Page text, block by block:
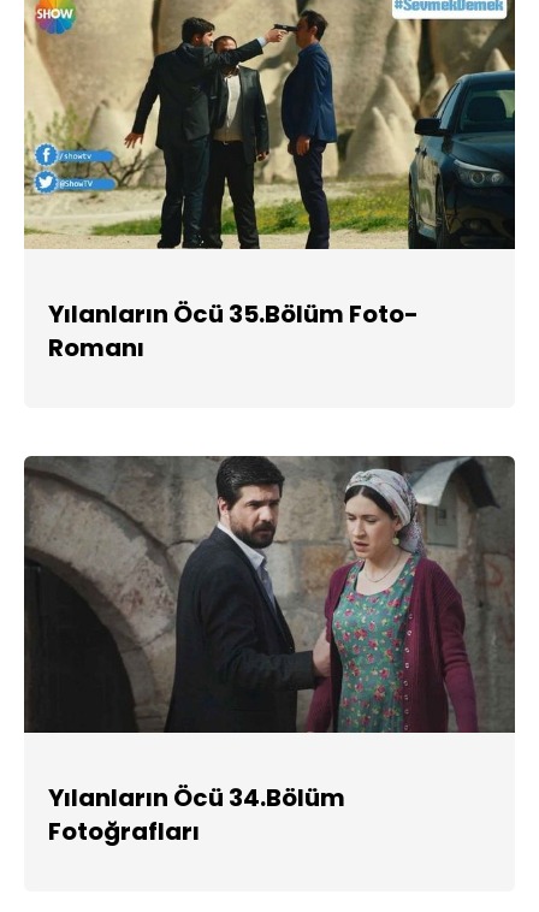
Yılanların Öcü 35.Bölüm Foto-
Romanı
Yılanların Öcü 34.Bölüm
Fotoğrafları